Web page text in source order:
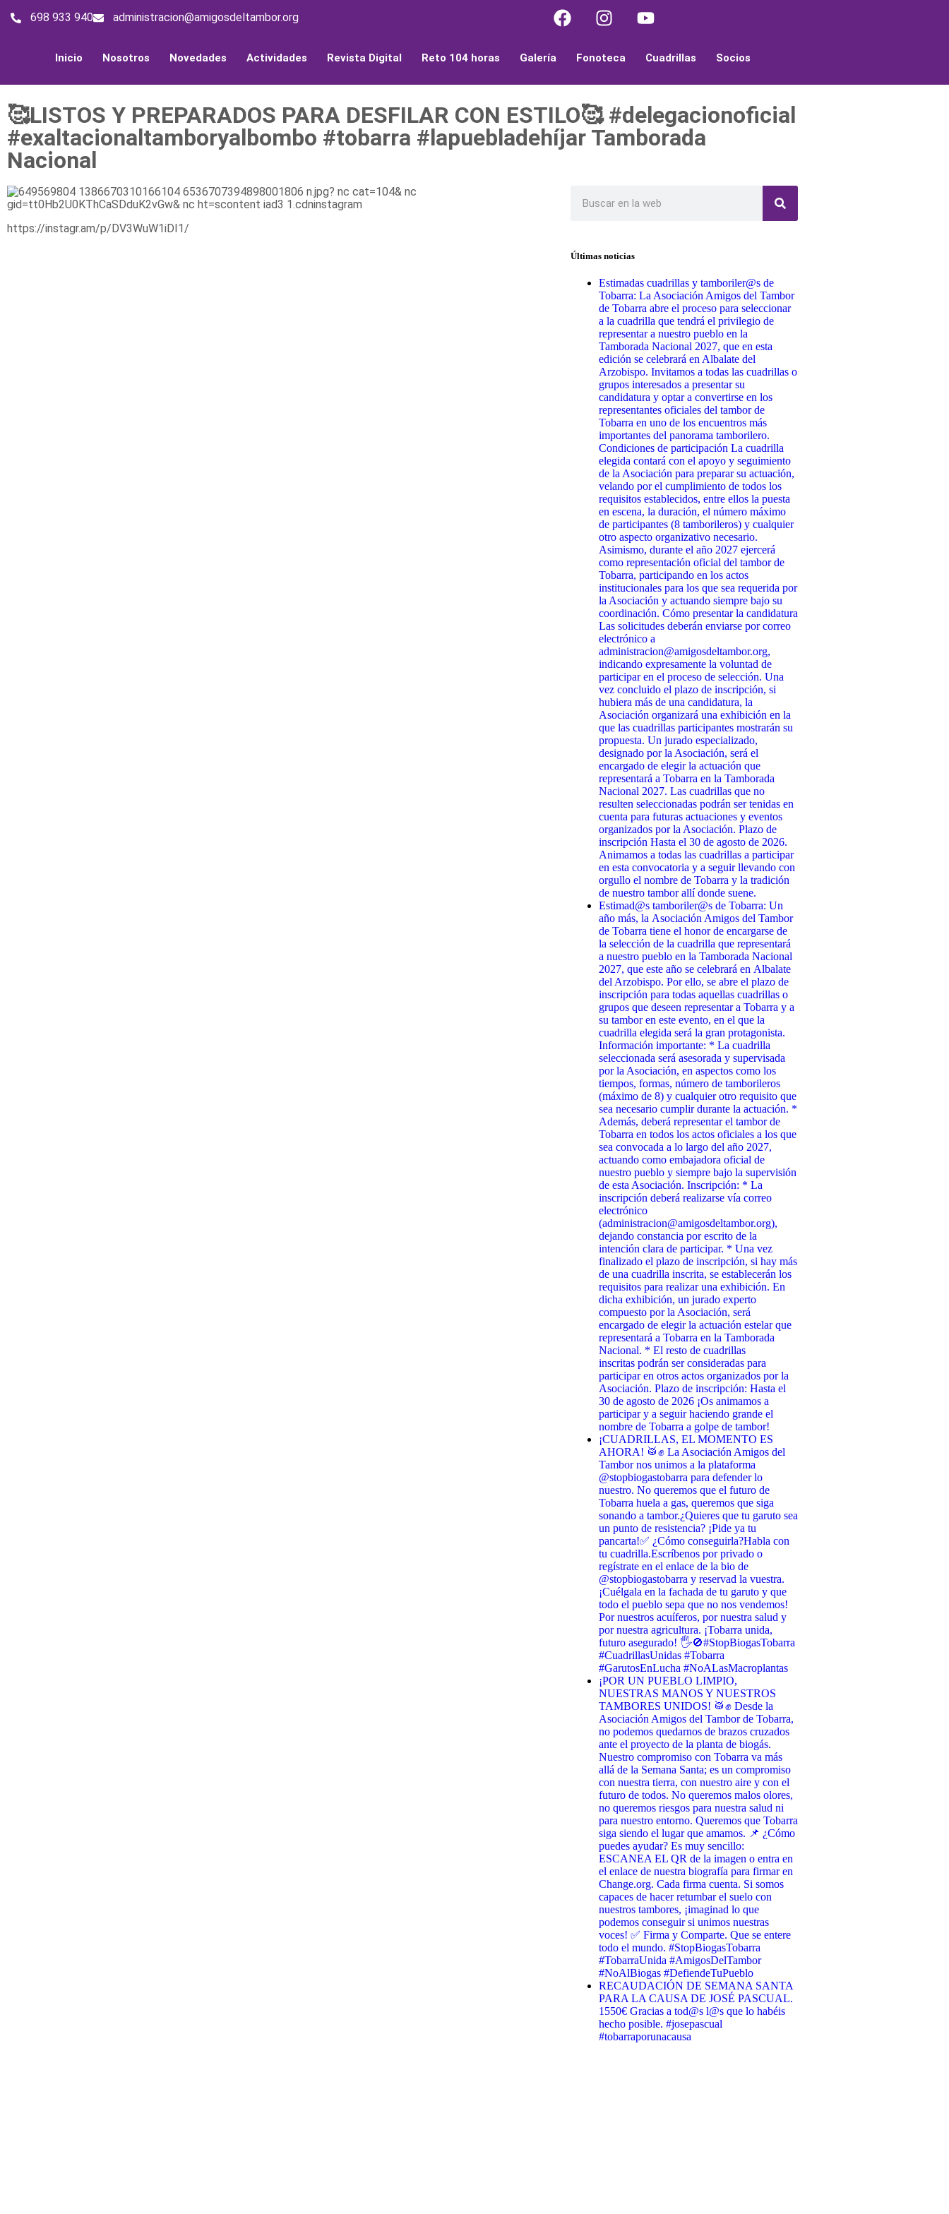
698 933 940 administracion@amigosdeltambor.org
Inicio Nosotros Novedades Actividades Revista Digital Reto 104 horas Galería Fonoteca Cuadrillas Socios
🥰LISTOS Y PREPARADOS PARA DESFILAR CON ESTILO🥰 #delegacionoficial
#exaltacionaltamboryalbombo #tobarra #lapuebladehíjar Tamborada
Nacional
https://instagr.am/p/DV3WuW1iDI1/
Últimas noticias
Estimadas cuadrillas y tamboriler@s de
Tobarra: La Asociación Amigos del Tambor
de Tobarra abre el proceso para seleccionar
a la cuadrilla que tendrá el privilegio de
representar a nuestro pueblo en la
Tamborada Nacional 2027, que en esta
edición se celebrará en Albalate del
Arzobispo. Invitamos a todas las cuadrillas o
grupos interesados a presentar su
candidatura y optar a convertirse en los
representantes oficiales del tambor de
Tobarra en uno de los encuentros más
importantes del panorama tamborilero.
Condiciones de participación La cuadrilla
elegida contará con el apoyo y seguimiento
de la Asociación para preparar su actuación,
velando por el cumplimiento de todos los
requisitos establecidos, entre ellos la puesta
en escena, la duración, el número máximo
de participantes (8 tamborileros) y cualquier
otro aspecto organizativo necesario.
Asimismo, durante el año 2027 ejercerá
como representación oficial del tambor de
Tobarra, participando en los actos
institucionales para los que sea requerida por
la Asociación y actuando siempre bajo su
coordinación. Cómo presentar la candidatura
Las solicitudes deberán enviarse por correo
electrónico a
administracion@amigosdeltambor.org,
indicando expresamente la voluntad de
participar en el proceso de selección. Una
vez concluido el plazo de inscripción, si
hubiera más de una candidatura, la
Asociación organizará una exhibición en la
que las cuadrillas participantes mostrarán su
propuesta. Un jurado especializado,
designado por la Asociación, será el
encargado de elegir la actuación que
representará a Tobarra en la Tamborada
Nacional 2027. Las cuadrillas que no
resulten seleccionadas podrán ser tenidas en
cuenta para futuras actuaciones y eventos
organizados por la Asociación. Plazo de
inscripción Hasta el 30 de agosto de 2026.
Animamos a todas las cuadrillas a participar
en esta convocatoria y a seguir llevando con
orgullo el nombre de Tobarra y la tradición
de nuestro tambor allí donde suene.
Estimad@s tamboriler@s de Tobarra: Un
año más, la Asociación Amigos del Tambor
de Tobarra tiene el honor de encargarse de
la selección de la cuadrilla que representará
a nuestro pueblo en la Tamborada Nacional
2027, que este año se celebrará en Albalate
del Arzobispo. Por ello, se abre el plazo de
inscripción para todas aquellas cuadrillas o
grupos que deseen representar a Tobarra y a
su tambor en este evento, en el que la
cuadrilla elegida será la gran protagonista.
Información importante: * La cuadrilla
seleccionada será asesorada y supervisada
por la Asociación, en aspectos como los
tiempos, formas, número de tamborileros
(máximo de 8) y cualquier otro requisito que
sea necesario cumplir durante la actuación. *
Además, deberá representar el tambor de
Tobarra en todos los actos oficiales a los que
sea convocada a lo largo del año 2027,
actuando como embajadora oficial de
nuestro pueblo y siempre bajo la supervisión
de esta Asociación. Inscripción: * La
inscripción deberá realizarse vía correo
electrónico
(administracion@amigosdeltambor.org),
dejando constancia por escrito de la
intención clara de participar. * Una vez
finalizado el plazo de inscripción, si hay más
de una cuadrilla inscrita, se establecerán los
requisitos para realizar una exhibición. En
dicha exhibición, un jurado experto
compuesto por la Asociación, será
encargado de elegir la actuación estelar que
representará a Tobarra en la Tamborada
Nacional. * El resto de cuadrillas
inscritas podrán ser consideradas para
participar en otros actos organizados por la
Asociación. Plazo de inscripción: Hasta el
30 de agosto de 2026 ¡Os animamos a
participar y a seguir haciendo grande el
nombre de Tobarra a golpe de tambor!
¡CUADRILLAS, EL MOMENTO ES
AHORA! 🥁✊ La Asociación Amigos del
Tambor nos unimos a la plataforma
@stopbiogastobarra para defender lo
nuestro. No queremos que el futuro de
Tobarra huela a gas, queremos que siga
sonando a tambor. ​¿Quieres que tu garuto sea
un punto de resistencia? ¡Pide ya tu
pancarta! ​✅ ¿Cómo conseguirla? ​Habla con
tu cuadrilla. ​Escríbenos por privado o
regístrate en el enlace de la bio de
@stopbiogastobarra y reservad la vuestra. ​
¡Cuélgala en la fachada de tu garuto y que
todo el pueblo sepa que no nos vendemos! ​
Por nuestros acuíferos, por nuestra salud y
por nuestra agricultura. ¡Tobarra unida,
futuro asegurado! 🖐️🚫 ​#StopBiogasTobarra
#CuadrillasUnidas #Tobarra
#GarutosEnLucha #NoALasMacroplantas
¡POR UN PUEBLO LIMPIO,
NUESTRAS MANOS Y NUESTROS
TAMBORES UNIDOS! 🥁✊ Desde la
Asociación Amigos del Tambor de Tobarra,
no podemos quedarnos de brazos cruzados
ante el proyecto de la planta de biogás.
Nuestro compromiso con Tobarra va más
allá de la Semana Santa; es un compromiso
con nuestra tierra, con nuestro aire y con el
futuro de todos. No queremos malos olores,
no queremos riesgos para nuestra salud ni
para nuestro entorno. Queremos que Tobarra
siga siendo el lugar que amamos. 📌 ¿Cómo
puedes ayudar? Es muy sencillo:
ESCANEA EL QR de la imagen o entra en
el enlace de nuestra biografía para firmar en
Change.org. Cada firma cuenta. Si somos
capaces de hacer retumbar el suelo con
nuestros tambores, ¡imaginad lo que
podemos conseguir si unimos nuestras
voces! ✅ Firma y Comparte. Que se entere
todo el mundo. #StopBiogasTobarra
#TobarraUnida #AmigosDelTambor
#NoAlBiogas #DefiendeTuPueblo
RECAUDACIÓN DE SEMANA SANTA
PARA LA CAUSA DE JOSÉ PASCUAL.
1550€ Gracias a tod@s l@s que lo habéis
hecho posible. #josepascual
#tobarraporunacausa